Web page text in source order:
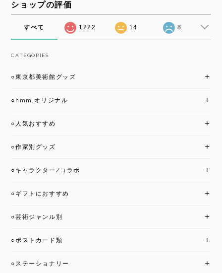
ショップの評価
すべて 1222 14 8
CATEGORIES
○東京都美術館グッズ
○hmm,オリジナル
○人気おすすめ
○作家別グッズ
○キャラクター/コラボ
○ギフトにおすすめ
○芸術ジャンル別
○ポストカード類
○ステーショナリー